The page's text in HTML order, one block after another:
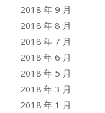
2018 年 9 月
2018 年 8 月
2018 年 7 月
2018 年 6 月
2018 年 5 月
2018 年 3 月
2018 年 1 月